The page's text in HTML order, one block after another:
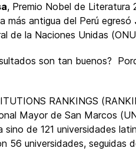
, Premio Nobel de Literatura
más antigua del Perú egresó
de la Naciones Unidas
son tan buenos?
RANKINGS
Mayor de San Marcos
de 121 universidades
56 universidades, seguidas